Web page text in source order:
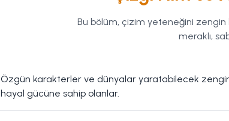
Bu bölüm, çizim yeteneğini zengin
meraklı,
Özgün karakterler ve dünyalar yaratabilecek
hayal gücüne sahip olanlar.